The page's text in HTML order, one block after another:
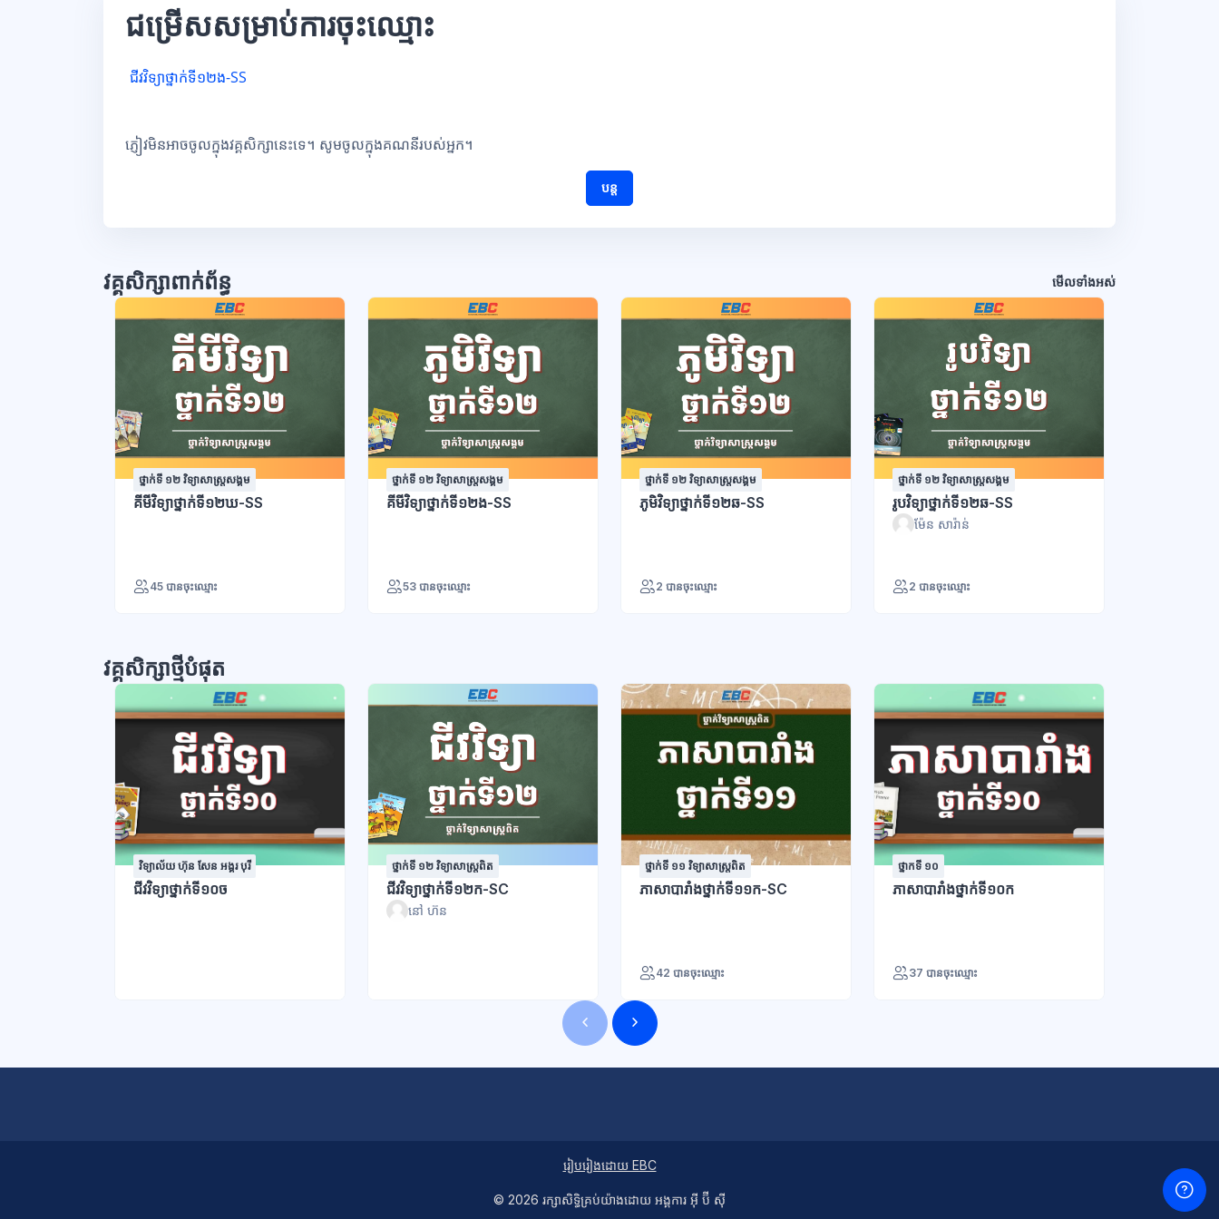
ជម្រើសសម្រាប់ការចុះឈ្មោះ
ជីវវិទ្យាថ្នាក់ទី១២ង-SS
ភ្ញៀវមិនអាចចូលក្នុងវគ្គសិក្សានេះទេ។ សូមចូលក្នុងគណនីរបស់អ្នក។
បន្ត
វគ្គសិក្សាពាក់ព័ន្ធ មើលទាំងអស់
ថ្នាក់ទី ១២ វិទ្យាសាស្រ្តសង្គម
គីមីវិទ្យាថ្នាក់ទី១២ឃ-SS
45 បានចុះឈ្មោះ
ថ្នាក់ទី ១២ វិទ្យាសាស្រ្តសង្គម
គីមីវិទ្យាថ្នាក់ទី១២ង-SS
53 បានចុះឈ្មោះ
ថ្នាក់ទី ១២ វិទ្យាសាស្រ្តសង្គម
ភូមិវិទ្យាថ្នាក់ទី១២ឆ-SS
2 បានចុះឈ្មោះ
ថ្នាក់ទី ១២ វិទ្យាសាស្រ្តសង្គម
រូបវិទ្យាថ្នាក់ទី១២ឆ-SS
ម៉ែន សារ៉ាន់
2 បានចុះឈ្មោះ
វគ្គសិក្សាថ្មីបំផុត
វិទ្យាល័យ ហ៊ុន សែន អង្គរ បុរី
ជីវវិទ្យាថ្នាក់ទី១០ច
ថ្នាក់ទី ១២ វិទ្យាសាស្រ្តពិត
ជីវវិទ្យាថ្នាក់ទី១២ក-SC
នៅ ហ៊ន
ថ្នាក់ទី ១១ វិទ្យាសាស្រ្តពិត
ភាសាបារាំងថ្នាក់ទី១១ក-SC
42 បានចុះឈ្មោះ
ថ្នាកទី ១០
ភាសាបារាំងថ្នាក់ទី១០ក
37 បានចុះឈ្មោះ
ប្លុក
រៀបរៀងដោយ EBC
© 2026 ​រក្សា​សិទ្ធិ​គ្រប់​យ៉ាង​ដោយ​ អង្គការ អ៊ី ប៊ី ស៊ី